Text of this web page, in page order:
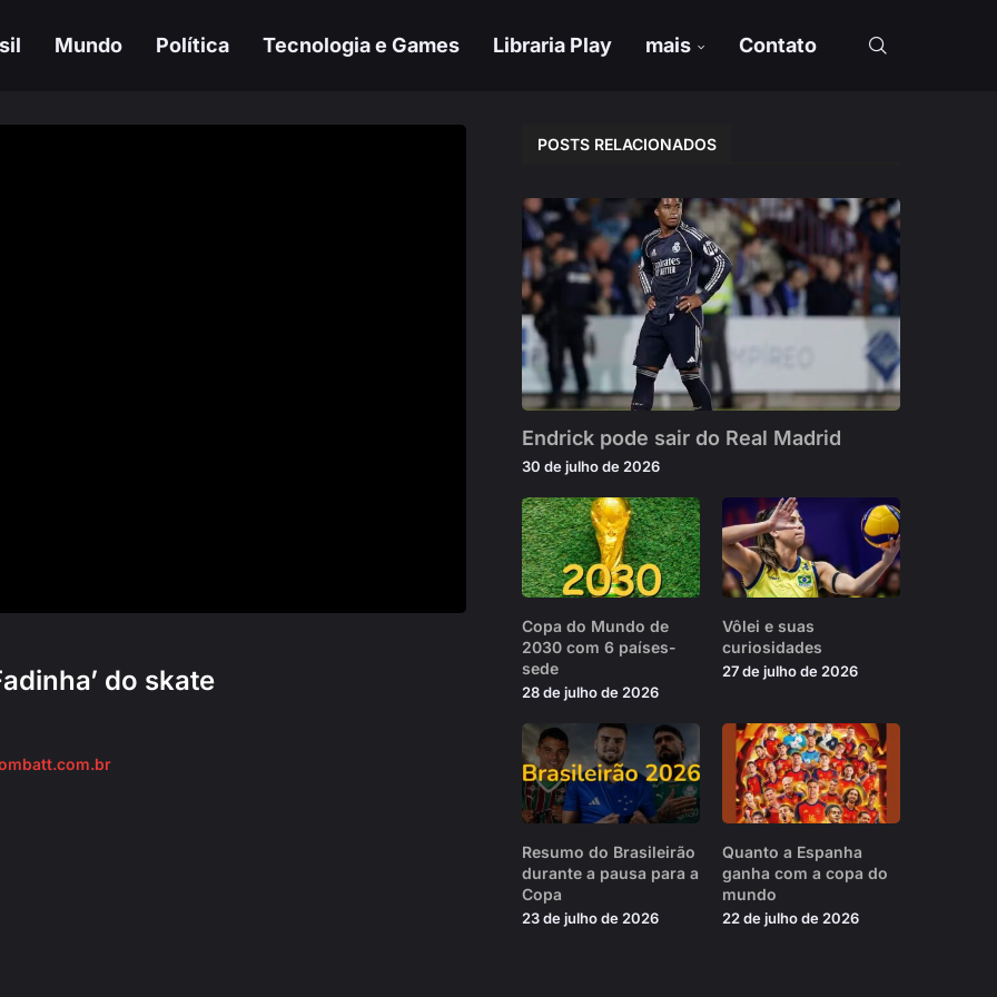
Mundo Política Tecnologia e Games Libraria Play mais Contato
do skate
POSTS RELACIONADOS
Endrick pode sair do Real Madrid
30 de julho de 2026
Copa do Mundo de
2030 com 6 países-
sede
28 de julho de 2026
Vôlei e suas
curiosidades
27 de julho de 2026
Resumo do Brasileirão
durante a pausa para a
Copa
23 de julho de 2026
Quanto a Espanha
ganha com a copa do
mundo
22 de julho de 2026